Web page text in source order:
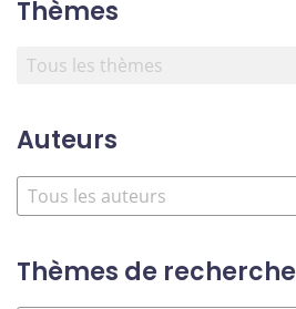
Thèmes
Auteurs
Thèmes de recherche